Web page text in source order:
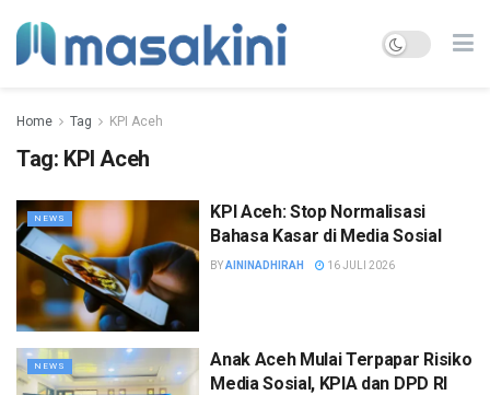
Home Tag KPI Aceh
Tag: KPI Aceh
NEWS
KPI Aceh: Stop Normalisasi
Bahasa Kasar di Media Sosial
BYAININADHIRAH 16 JULI 2026
NEWS
Anak Aceh Mulai Terpapar Risiko
Media Sosial, KPIA dan DPD RI